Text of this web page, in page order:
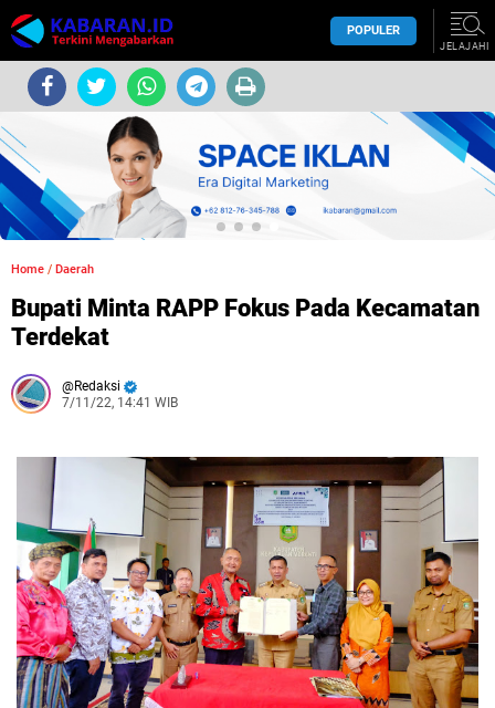
POPULER
JELAJAHI
Home / Daerah
Bupati Minta RAPP Fokus Pada Kecamatan
Terdekat
Redaksi
7/11/22, 14:41 WIB